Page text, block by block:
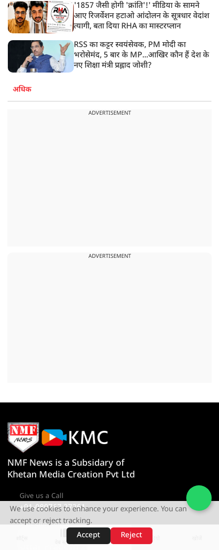
'1857 जैसी होगी 'क्रांति'!' मीडिया के सामने
आए रिजर्वेशन हटाओ आंदोलन के सूत्रधार वेदांश
त्यागी, बता दिया RHA का मास्टरप्लान
RSS का कट्टर स्वयंसेवक, PM मोदी का
भरोसेमंद, 5 बार के MP...आखिर कौन हैं देश के
नए शिक्षा मंत्री प्रह्लाद जोशी?
अधिक
ADVERTISEMENT
ADVERTISEMENT
वेब स्टोरीज़
NMF News is a Subsidary of
Khetan Media Creation Pvt Ltd
Give us a Call
+91-080767 27261
Visit Our Office
D-4 1st Floor, Sector 10, Noida,
Uttar Pradesh 201301
We use cookies to enhance your experience. You can
accept or reject tracking.
Accept
Reject